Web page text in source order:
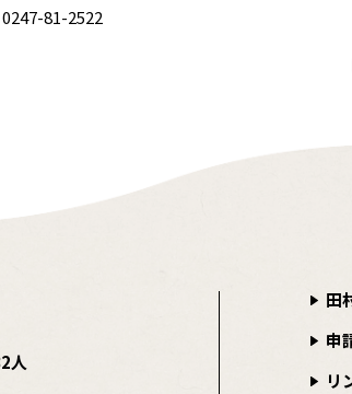
81-2522
人
田
申
リ